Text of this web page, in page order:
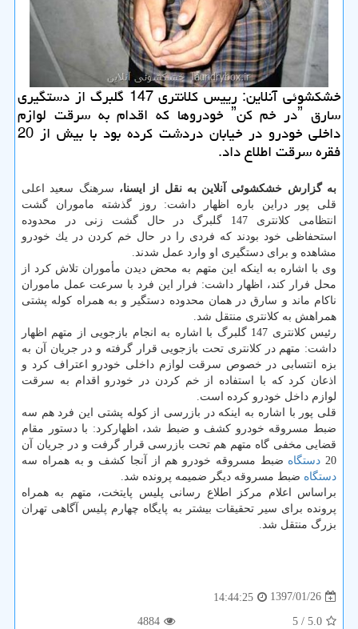
خشكشوئی آنلاین: رییس كلانتری 147 گلبرگ از دستگیری
سارق ˮدر خم كنˮ خودروها كه اقدام به سرقت لوازم
داخلی خودرو در خیابان دردشت كرده بود با بیش از 20
فقره سرقت اطلاع داد.
به گزارش خشكشوئی آنلاین به نقل از ایسنا، سرهنگ سعید اعلی
قلی پور دراین باره اظهار داشت: روز گذشته ماموران گشت
انتظامی كلانتری 147 گلبرگ در حال گشت زنی در محدوده
استحفاظی خود بودند كه فردی را در حال خم كردن در یك خودرو
مشاهده و برای دستگیری او وارد عمل شدند.
وی با اشاره به اینكه این متهم به محض دیدن مأموران تلاش كرد از
محل فرار كند، اظهار داشت: فرار این فرد با سرعت عمل ماموران
ناكام ماند و سارق در همان محدوده دستگیر و به همراه كوله پشتی
همراهش به كلانتری منتقل شد.
رئیس كلانتری 147 گلبرگ با اشاره به انجام بازجویی از متهم اظهار
داشت: متهم در كلانتری تحت بازجویی قرار گرفته و در جریان آن به
بزه انتسابی در خصوص سرقت لوازم داخلی خودرو اعتراف كرد و
اذعان كرد كه با استفاده از خم كردن در خودرو اقدام به سرقت
لوازم داخل خودرو كرده است.
قلی پور با اشاره به اینكه در بازرسی از كوله پشتی این فرد هم سه
ضبط مسروقه خودرو كشف و ضبط شد، اظهاركرد: با دستور مقام
قضایی مخفی گاه متهم هم تحت بازرسی قرار گرفت و در جریان آن
20 دستگاه ضبط مسروقه خودرو هم از آنجا كشف و به همراه سه
دستگاه ضبط مسروقه دیگر ضمیمه پرونده شد.
براساس اعلام مركز اطلاع رسانی پلیس پایتخت، متهم به همراه
پرونده برای سیر تحقیقات بیشتر به پایگاه چهارم پلیس آگاهی تهران
بزرگ منتقل شد.
1397/01/26
14:44:25
5.0
/ 5
4884